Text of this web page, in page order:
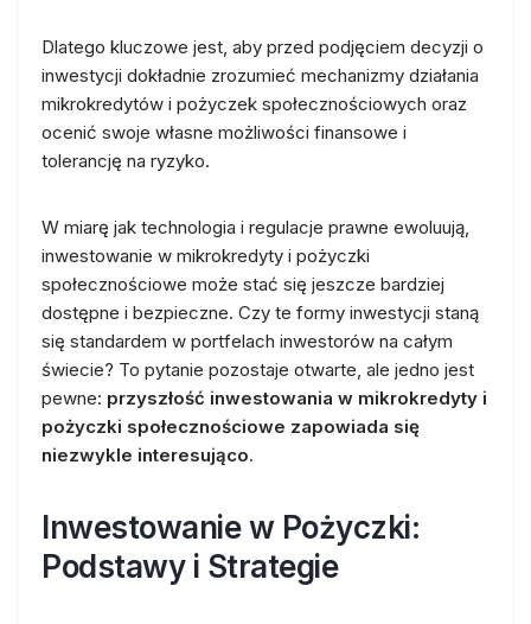
Dlatego kluczowe jest, aby przed podjęciem decyzji o
inwestycji dokładnie zrozumieć mechanizmy działania
mikrokredytów i pożyczek społecznościowych oraz
ocenić swoje własne możliwości finansowe i
tolerancję na ryzyko.
W miarę jak technologia i regulacje prawne ewoluują,
inwestowanie w mikrokredyty i pożyczki
społecznościowe może stać się jeszcze bardziej
dostępne i bezpieczne. Czy te formy inwestycji staną
się standardem w portfelach inwestorów na całym
świecie? To pytanie pozostaje otwarte, ale jedno jest
pewne: przyszłość inwestowania w mikrokredyty i
pożyczki społecznościowe zapowiada się
niezwykle interesująco.
Inwestowanie w Pożyczki:
Podstawy i Strategie